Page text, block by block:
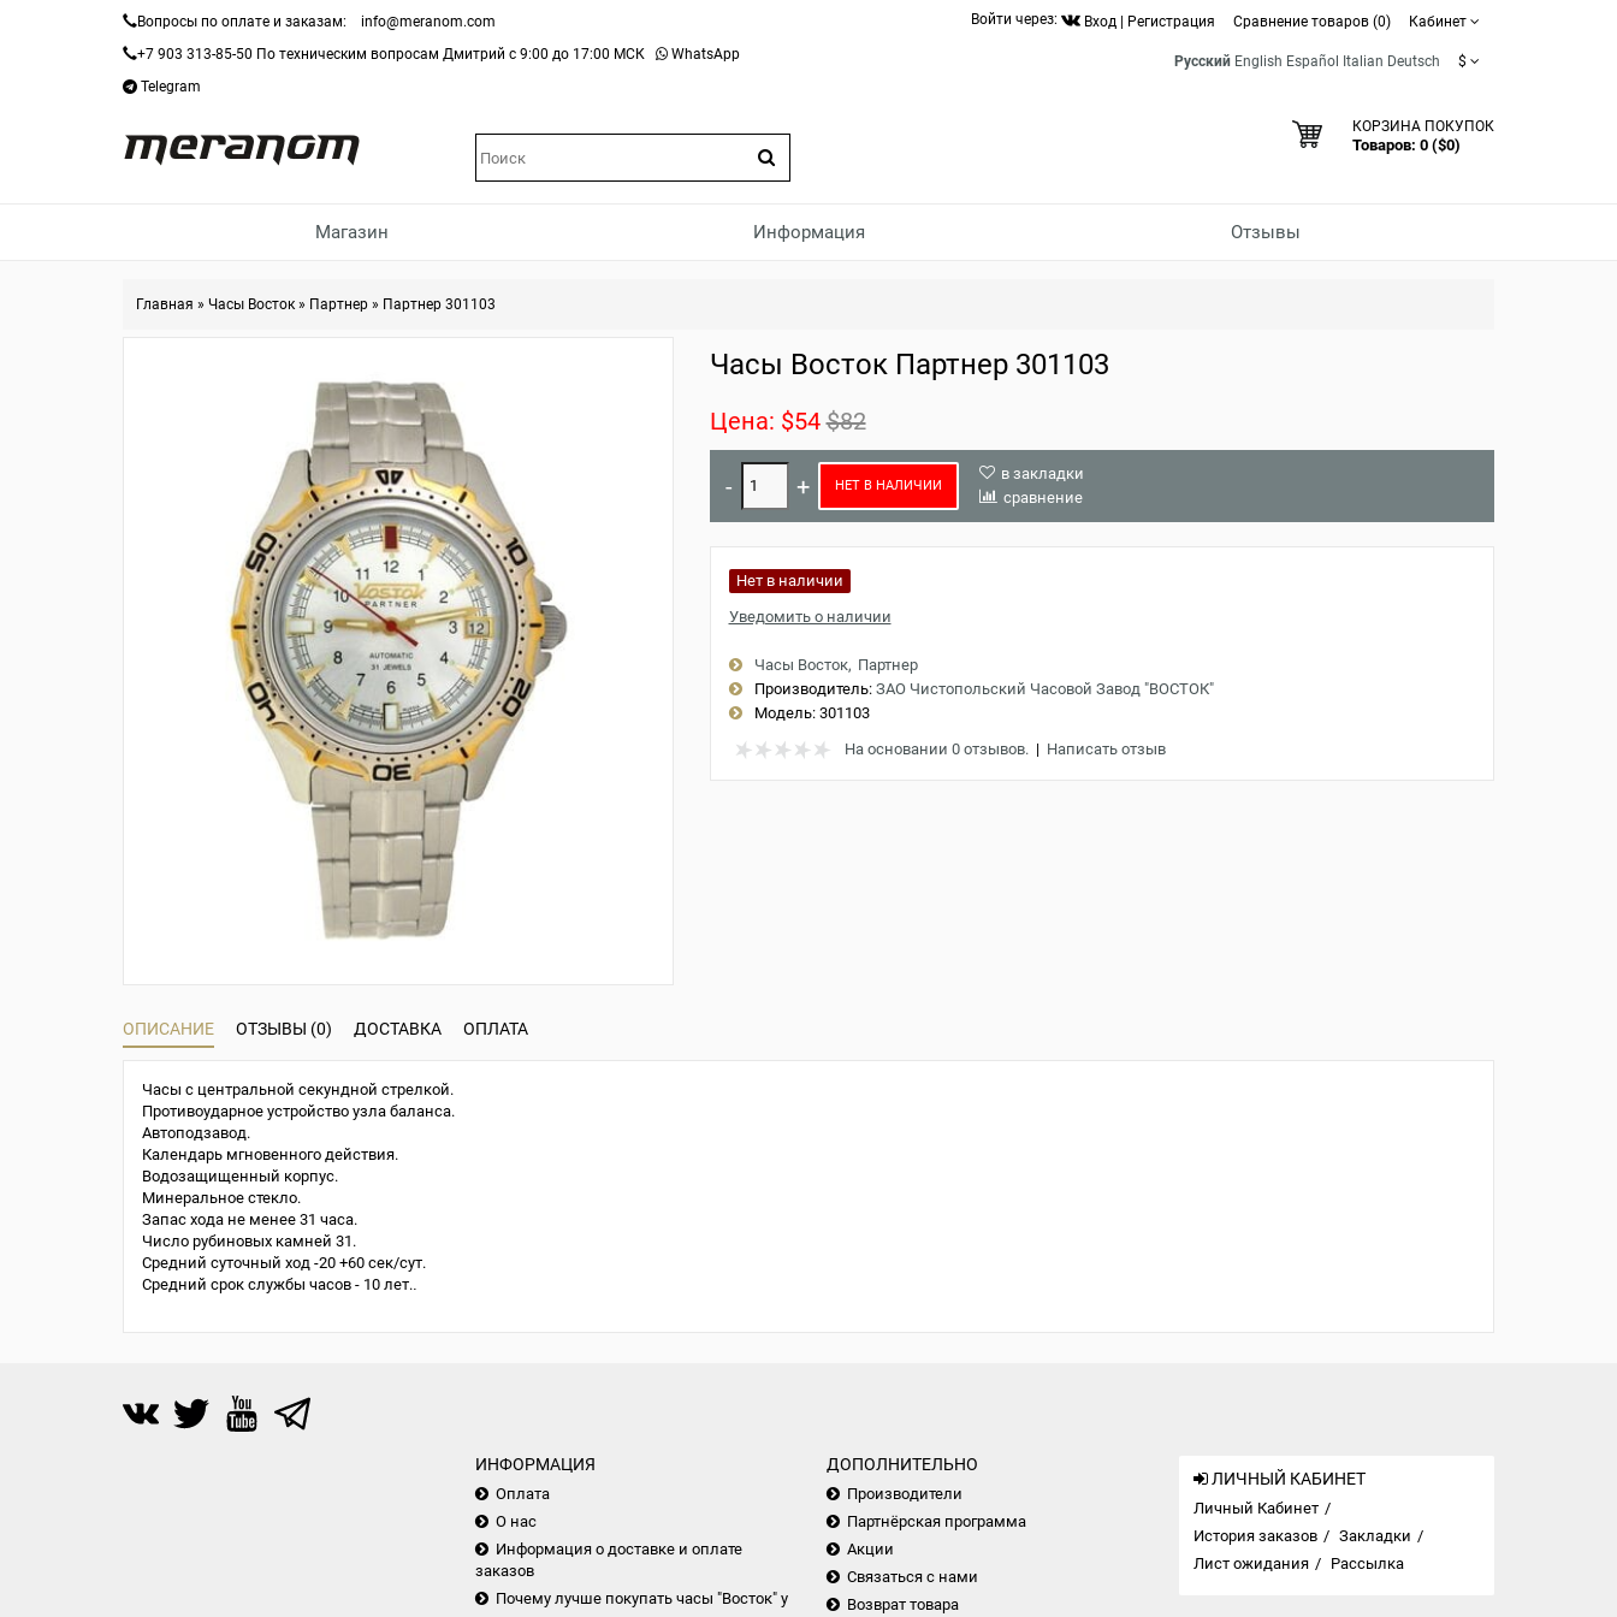
Вопросы по оплате и заказам:
info@meranom.com
+7 903 313-85-50 По техническим вопросам Дмитрий с 9:00 до 17:00 МСК
WhatsApp
Telegram
Войти через: Вход Регистрация Сравнение товаров (0) Кабинет
Русский English Español Italian Deutsch $
КОРЗИНА ПОКУПОК
Товаров: 0 ($0)
Магазин Информация Отзывы
Главная » Часы Восток » Партнер » Партнер 301103
Часы Восток Партнер 301103
Цена: $54 $82
НЕТ В НАЛИЧИИ
в закладки
сравнение
Нет в наличии
Уведомить о наличии
Часы Восток
Партнер
Производитель: ЗАО Чистопольский Часовой Завод "ВОСТОК"
Модель:301103
На основании 0 отзывов.| Написать отзыв
ОПИСАНИЕ ОТЗЫВЫ (0) ДОСТАВКА ОПЛАТА
Часы с центральной секундной стрелкой.
Противоударное устройство узла баланса.
Автоподзавод.
Календарь мгновенного действия.
Водозащищенный корпус.
Минеральное стекло.
Запас хода не менее 31 часа.
Число рубиновых камней 31.
Средний суточный ход -20 +60 сек/сут.
Средний срок службы часов - 10 лет..
ИНФОРМАЦИЯ
Оплата
О нас
Информация о доставке и оплате
заказов
Почему лучше покупать часы "Восток" у
ДОПОЛНИТЕЛЬНО
Производители
Партнёрская программа
Акции
Связаться с нами
Возврат товара
ЛИЧНЫЙ КАБИНЕТ
Личный Кабинет
История заказов
Закладки
Лист ожидания
Рассылка